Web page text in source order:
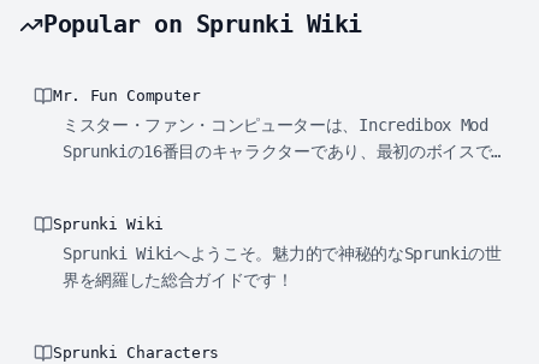
Popular on Sprunki Wiki
Mr. Fun Computer
ミスター・ファン・コンピューターは、Incredibox Mod
Sprunkiの16番目のキャラクターであり、最初のボイスで
Sprunki Wiki
Sprunki Wikiへようこそ。魅力的で神秘的なSprunkiの世
界を網羅した総合ガイドです！
Sprunki Characters